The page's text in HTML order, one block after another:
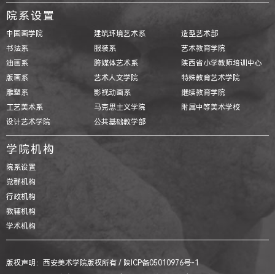
院系设置
中国画学院
书法系
油画系
版画系
雕塑系
工艺美术系
设计艺术学院
建筑环境艺术系
服装系
跨媒体艺术系
艺术人文学院
影视动画系
马克思主义学院
公共基础教学部
造型艺术部
艺术教育学院
陕西省小学教师培训中心
特殊教育艺术学院
继续教育学院
附属中等美术学校
学院机构
院系设置
党群机构
行政机构
教辅机构
学术机构
版权声明：西安美术学院版权所有 / 陕ICP备05010976号-1